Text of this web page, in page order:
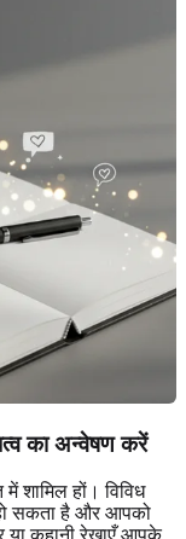
का अन्वेषण करें
शामिल हों। विविध
सकता है और आपको
कहानी रेखाएँ आपके